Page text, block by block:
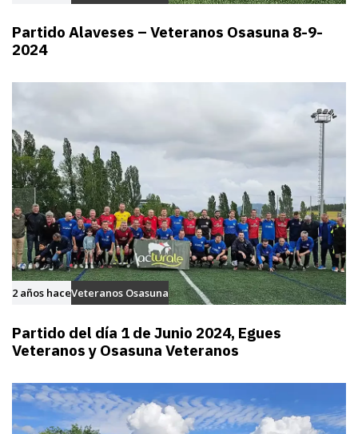
Partido Alaveses – Veteranos Osasuna 8-9-
2024
2 años haceVeteranos Osasuna
Partido del día 1 de Junio 2024, Egues
Veteranos y Osasuna Veteranos